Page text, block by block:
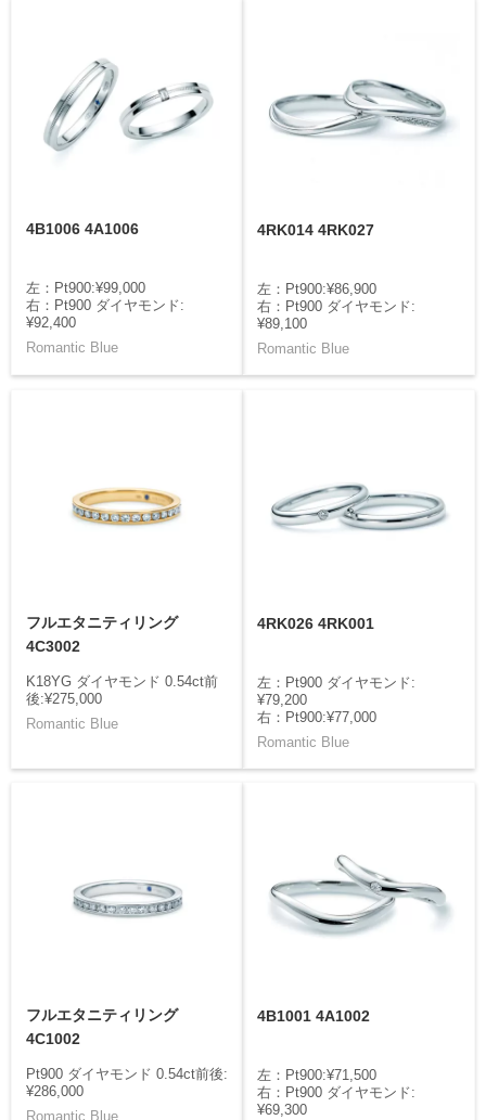
4B1006 4A1006
左：Pt900:¥99,000
右：Pt900 ダイヤモンド:
¥92,400
Romantic Blue
4RK014 4RK027
左：Pt900:¥86,900
右：Pt900 ダイヤモンド:
¥89,100
Romantic Blue
フルエタニティリング
4C3002
K18YG ダイヤモンド 0.54ct前
後:¥275,000
Romantic Blue
4RK026 4RK001
左：Pt900 ダイヤモンド:
¥79,200
右：Pt900:¥77,000
Romantic Blue
フルエタニティリング
4C1002
Pt900 ダイヤモンド 0.54ct前後:
¥286,000
Romantic Blue
4B1001 4A1002
左：Pt900:¥71,500
右：Pt900 ダイヤモンド:
¥69,300